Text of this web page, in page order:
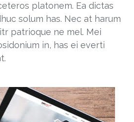
platonem. Ea dictas
solum has. Nec at harum
patrioque ne mel. Mei
in, has ei everti